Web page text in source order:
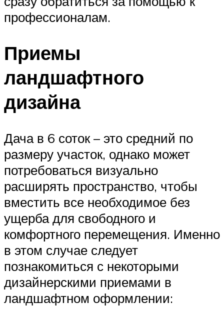
профессионалам.
Приемы
ландшафтного
дизайна
Дача в 6 соток – это средний по
размеру участок, однако может
потребоваться визуально
расширять пространство, чтобы
вместить все необходимое без
ущерба для свободного и
комфортного перемещения. Именно
в этом случае следует
познакомиться с некоторыми
дизайнерскими приемами в
ландшафтном оформлении: